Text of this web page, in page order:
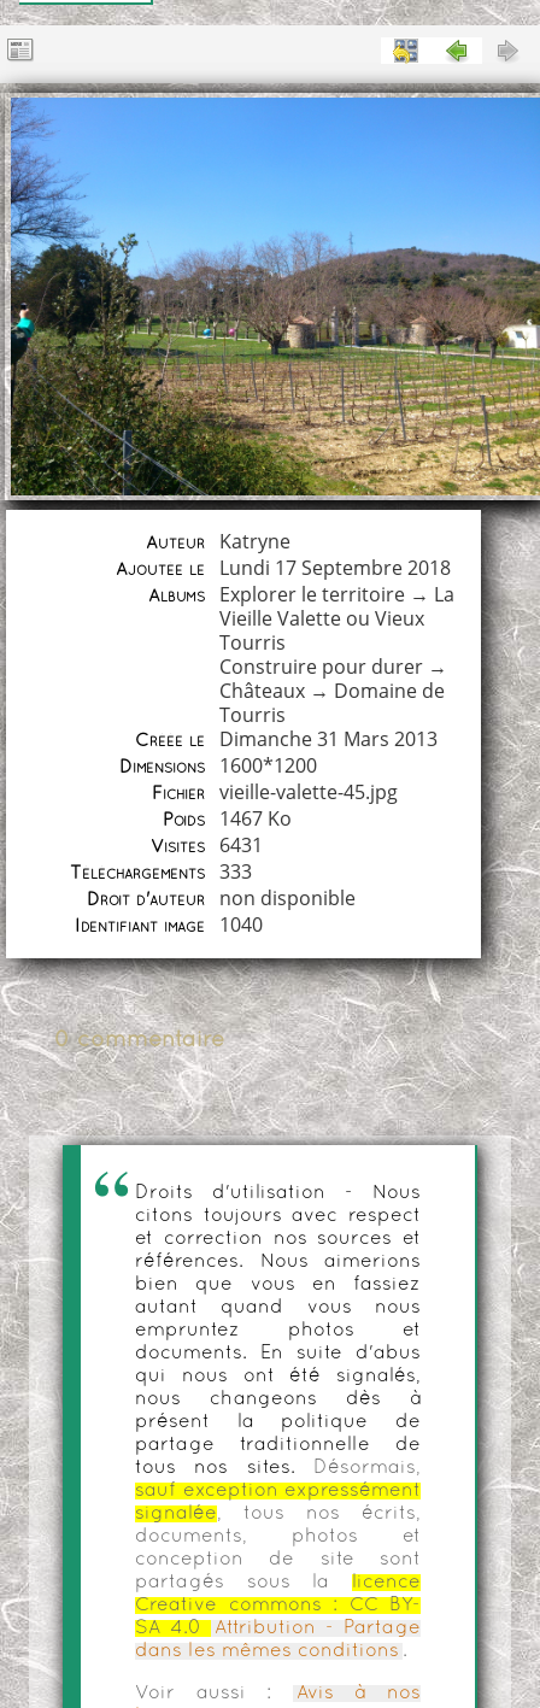
Auteur Katryne
Ajoutée le Lundi 17 Septembre 2018
Albums Explorer le territoire→ La
Vieille Valette ou Vieux
Tourris
Construire pour durer→
Châteaux→ Domaine de
Tourris
Créée le Dimanche 31 Mars 2013
Dimensions 1600*1200
Fichier vieille-valette-45.jpg
Poids 1467 Ko
Visites 6431
Téléchargements 333
Droit d'auteur non disponible
Identifiant image 1040
0 commentaire
Droits d'utilisation - Nous
citons toujours avec respect
et correction nos sources et
références. Nous aimerions
bien que vous en fassiez
autant quand vous nous
empruntez photos et
documents. En suite d'abus
qui nous ont été signalés,
nous changeons dès à
présent la politique de
partage traditionnelle de
tous nos sites.
Désormais,
sauf exception expressément
signalée, tous nos écrits,
documents, photos et
conception de site sont
partagés sous la
licence
Creative commons :
CC BY-
SA 4.0
Attribution - Partage
dans les mêmes conditions .
Voir aussi : Avis à nos